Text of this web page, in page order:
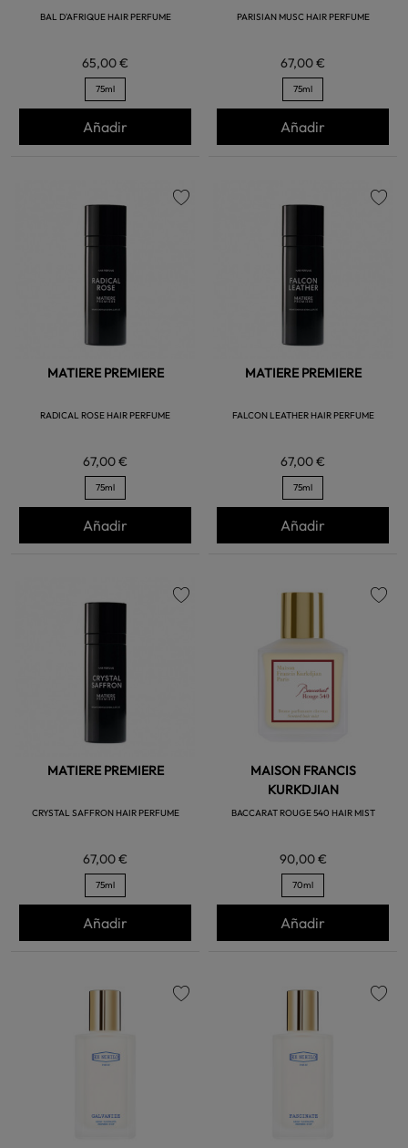
BAL D'AFRIQUE HAIR PERFUME
65,00 €
75ml
Añadir
PARISIAN MUSC HAIR PERFUME
67,00 €
75ml
Añadir
MATIERE PREMIERE
RADICAL ROSE HAIR PERFUME
67,00 €
75ml
Añadir
MATIERE PREMIERE
FALCON LEATHER HAIR PERFUME
67,00 €
75ml
Añadir
MATIERE PREMIERE
CRYSTAL SAFFRON HAIR PERFUME
67,00 €
75ml
Añadir
MAISON FRANCIS
KURKDJIAN
BACCARAT ROUGE 540 HAIR MIST
90,00 €
70ml
Añadir